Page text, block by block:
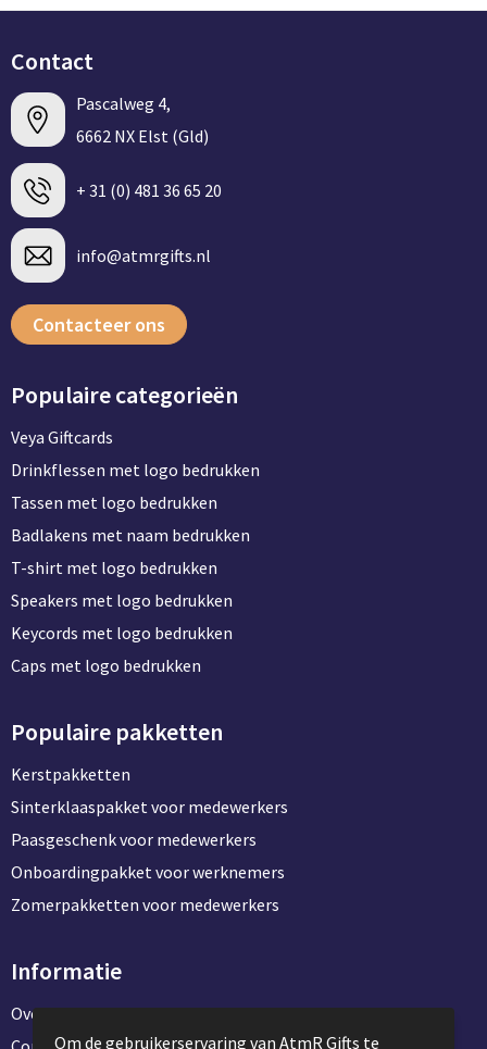
Contact
Pascalweg 4,
6662 NX Elst (Gld)
+ 31 (0) 481 36 65 20
info@atmrgifts.nl
Contacteer ons
Populaire categorieën
Veya Giftcards
Drinkflessen met logo bedrukken
Tassen met logo bedrukken
Badlakens met naam bedrukken
T-shirt met logo bedrukken
Speakers met logo bedrukken
Keycords met logo bedrukken
Caps met logo bedrukken
Populaire pakketten
Kerstpakketten
Sinterklaaspakket voor medewerkers
Paasgeschenk voor medewerkers
Onboardingpakket voor werknemers
Zomerpakketten voor medewerkers
Informatie
Over ons
Om de gebruikerservaring van AtmR Gifts te